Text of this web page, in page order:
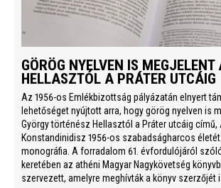
GÖRÖG NYELVEN IS MEGJELENT
HELLASZTÓL A PRÁTER UTCÁIG
Az 1956-os Emlékbizottság pályázatán elnyert
lehetőséget nyújtott arra, hogy görög nyelven is
György történész Hellasztól a Práter utcáig című,
Konstandinidisz 1956-os szabadságharcos
monográfia. A forradalom 61. évfordulójáról
keretében az athéni Magyar Nagykövetség
szervezett, amelyre meghívták a könyv szerzőjét